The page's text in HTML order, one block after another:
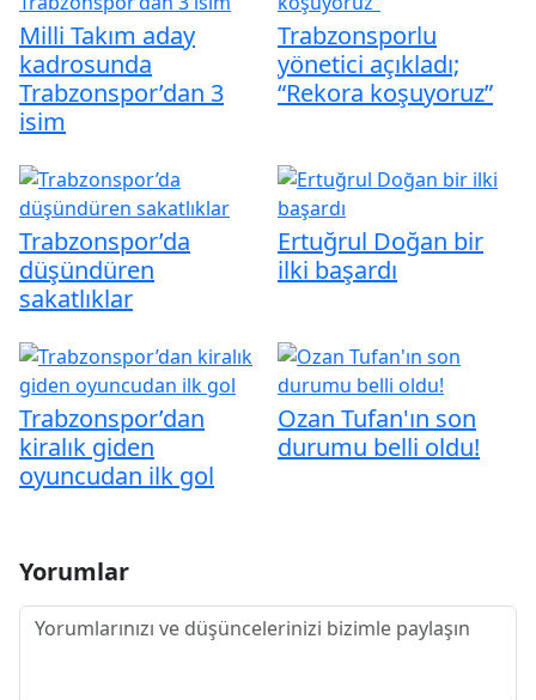
Milli Takım aday
kadrosunda
Trabzonspor’dan 3
isim
Trabzonsporlu
yönetici açıkladı;
“Rekora koşuyoruz”
Trabzonspor’da
düşündüren
sakatlıklar
Ertuğrul Doğan bir
ilki başardı
Trabzonspor’dan
kiralık giden
oyuncudan ilk gol
Ozan Tufan'ın son
durumu belli oldu!
Yorumlar